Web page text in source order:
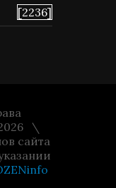
[2236]
сайта